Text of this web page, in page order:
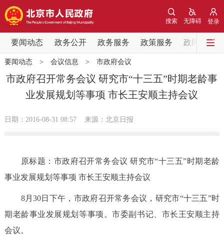
登录
无障碍
搜索
要闻动态 政务公开 政务服务 政策服务 政民互动
要闻动态
党中央精神 国务院信息
北京要闻 会议信息 部门动态
市领导 机构职能
要闻动态> 会议信息 > 市政府会议
市政府召开常务会议 研究市“十三五”时期老龄事
业发展规划等事项 市长王安顺主持会议
日期：2016-08-31 08:57 来源：北京日报
原标题：市政府召开常务会议 研究市“十三五”时期老龄
事业发展规划等事项 市长王安顺主持会议
8月30日下午，市政府召开常务会议，研究市“十三五”时
期老龄事业发展规划等事项。市委副书记、市长王安顺主持
会议。